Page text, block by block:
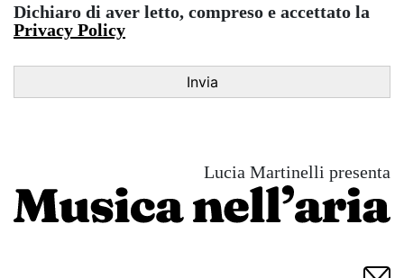
Dichiaro di aver letto, compreso e accettato la
Privacy Policy
Lucia Martinelli presenta